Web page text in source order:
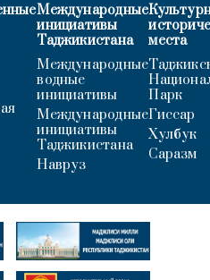
Международные
инициативы
Таджикистана
Международные
водные
инициативы
Международные
инициативы
Таджикистана
Навруз
места
Парк
Гиссар
Хулбук
Саразм